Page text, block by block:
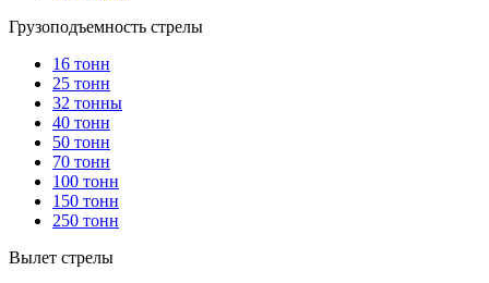
Грузоподъемность стрелы
16 тонн
25 тонн
32 тонны
40 тонн
50 тонн
70 тонн
100 тонн
150 тонн
250 тонн
Вылет стрелы